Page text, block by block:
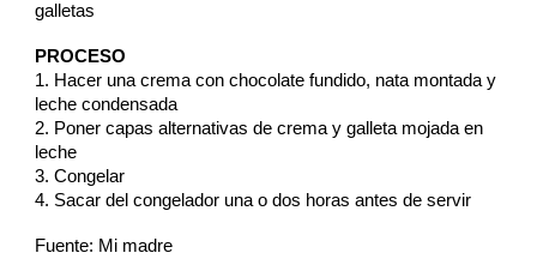
galletas
PROCESO
1. Hacer una crema con chocolate fundido, nata montada y
leche condensada
2. Poner capas alternativas de crema y galleta mojada en
leche
3. Congelar
4. Sacar del congelador una o dos horas antes de servir
Fuente: Mi madre